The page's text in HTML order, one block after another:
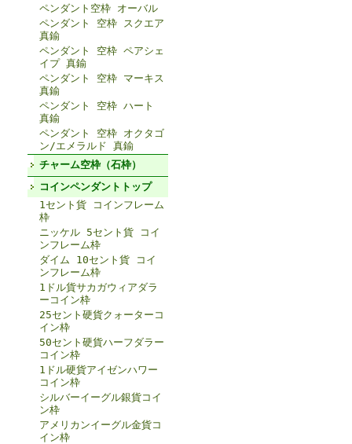
ペンダント空枠 オーバル
ペンダント 空枠 スクエア
真鍮
ペンダント 空枠 ペアシェ
イプ 真鍮
ペンダント 空枠 マーキス
真鍮
ペンダント 空枠 ハート
真鍮
ペンダント 空枠 オクタゴ
ン/エメラルド 真鍮
チャーム空枠（石枠）
コインペンダントトップ
1セント貨 コインフレーム
枠
ニッケル 5セント貨 コイ
ンフレーム枠
ダイム 10セント貨 コイ
ンフレーム枠
1ドル貨サカガウィアダラ
ーコイン枠
25セント硬貨クォーターコ
イン枠
50セント硬貨ハーフダラー
コイン枠
1ドル硬貨アイゼンハワー
コイン枠
シルバーイーグル銀貨コイ
ン枠
アメリカンイーグル金貨コ
イン枠